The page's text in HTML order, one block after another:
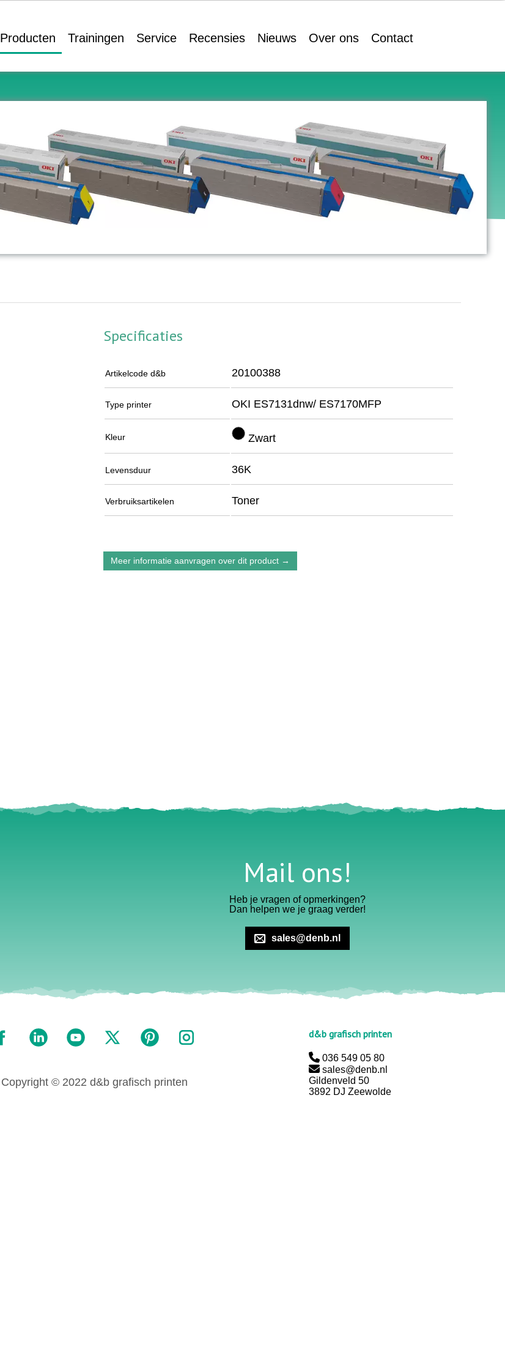
Producten Trainingen Service Recensies Nieuws Over ons Contact
Specificaties
Artikelcode d&b 20100388
Type printer OKI ES7131dnw/ ES7170MFP
Kleur Zwart
Levensduur 36K
Verbruiksartikelen Toner
Meer informatie aanvragen over dit product →
Mail ons!
Heb je vragen of opmerkingen?
Dan helpen we je graag verder!
sales@denb.nl
Copyright © 2022 d&b grafisch printen
d&b grafisch printen
036 549 05 80
sales@denb.nl
Gildenveld 50
3892 DJ Zeewolde